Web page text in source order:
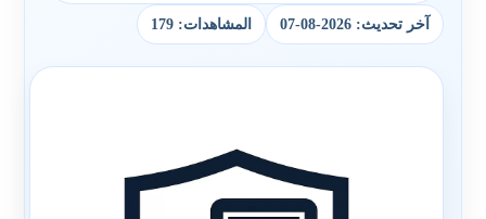
آخر تحديث: 2026-08-07 المشاهدات: 179